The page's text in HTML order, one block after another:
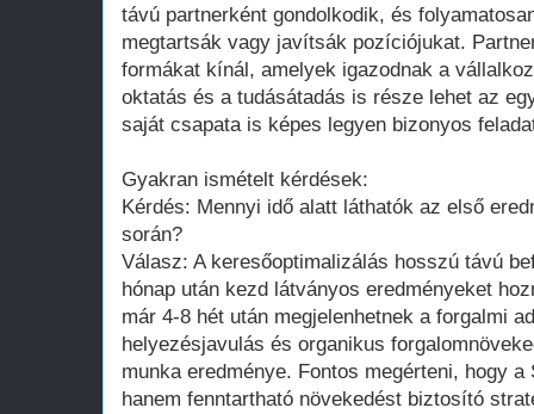
távú partnerként gondolkodik, és
megtartsák vagy javítsák pozíciójukat.
formákat kínál, amelyek igazodnak a
oktatás és a tudásátadás is része lehet az
saját csapata is képes legyen bizonyos
Gyakran ismételt kérdések:
Kérdés: Mennyi idő alatt láthatók az első
során?
Válasz: A keresőoptimalizálás hosszú távú
hónap után kezd látványos eredményeket
már 4-8 hét után megjelenhetnek a forgalmi
helyezésjavulás és organikus
munka eredménye. Fontos megérteni, hogy
hanem fenntartható növekedést biztosító